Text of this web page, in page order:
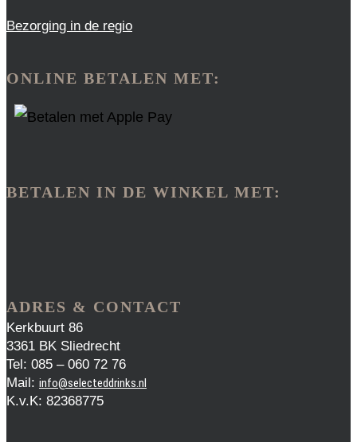
Bezorging in de regio
ONLINE BETALEN MET:
BETALEN IN DE WINKEL MET:
ADRES & CONTACT
Kerkbuurt 86
3361 BK Sliedrecht
Tel: 085 – 060 72 76
Mail: info@selecteddrinks.nl
K.v.K: 82368775